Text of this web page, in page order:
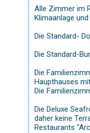
Alle Zimmer im
Klimaanlage
Die Standard-
Die Standard-
Die
Haupthauses
Die
Die Deluxe
daher keine
Restaurants